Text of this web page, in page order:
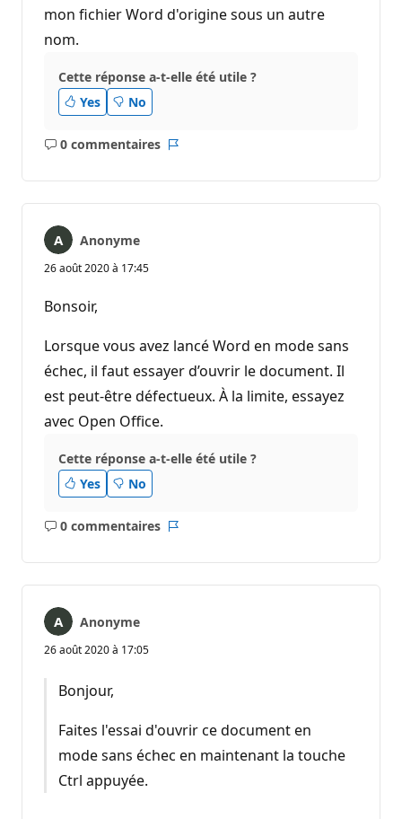
mon fichier Word d'origine sous un autre
nom.
Cette réponse a-t-elle été utile ?
Yes
No
0 commentaires
Aucun
Anonyme
26 août 2020 à 17:45
Bonsoir,
Lorsque vous avez lancé Word en mode sans
échec, il faut essayer d’ouvrir le document. Il
est peut-être défectueux. À la limite, essayez
avec Open Office.
Cette réponse a-t-elle été utile ?
Yes
No
0 commentaires
Aucun
Anonyme
26 août 2020 à 17:05
Bonjour,
Faites l'essai d'ouvrir ce document en
mode sans échec en maintenant la touche
Ctrl appuyée.